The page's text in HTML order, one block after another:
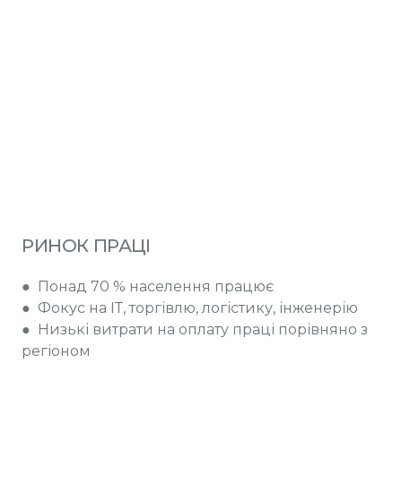
РИНОК ПРАЦІ
● Понад 70 % населення працює
● Фокус на ІТ, торгівлю, логістику, інженерію
● Низькі витрати на оплату праці порівняно з
регіоном